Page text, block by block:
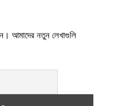
আমাদের নতুন লেখাগুলি